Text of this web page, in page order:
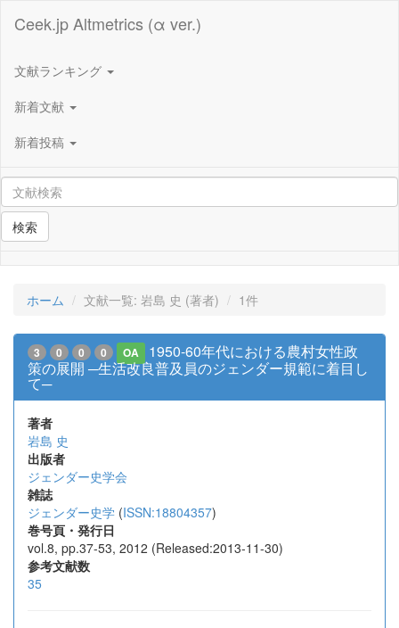
Ceek.jp Altmetrics (α ver.)
文献ランキング
新着文献
新着投稿
検索
ホーム 文献一覧: 岩島 史 (著者) 1件
3 0 0 0 OA
1950-60年代における農村女性政
策の展開 ─生活改良普及員のジェンダー規範に着目し
て─
著者
岩島 史
出版者
ジェンダー史学会
雑誌
ジェンダー史学 (ISSN:18804357)
巻号頁・発行日
vol.8, pp.37-53, 2012 (Released:2013-11-30)
参考文献数
35